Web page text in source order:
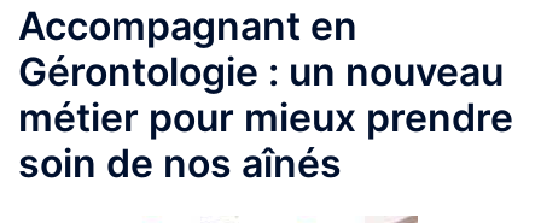
Accompagnant en
Gérontologie : un nouveau
métier pour mieux prendre
soin de nos aînés